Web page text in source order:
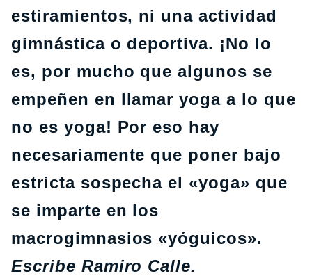
estiramientos, ni una actividad
gimnástica o deportiva. ¡No lo
es, por mucho que algunos se
empeñen en llamar yoga a lo que
no es yoga! Por eso hay
necesariamente que poner bajo
estricta sospecha el «yoga» que
se imparte en los
macrogimnasios «yóguicos».
Escribe Ramiro Calle.